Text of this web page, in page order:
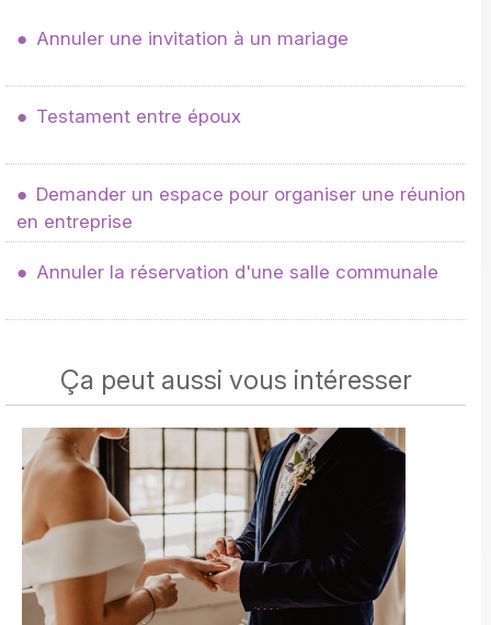
Annuler une invitation à un mariage
Testament entre époux
Demander un espace pour organiser une réunion
en entreprise
Annuler la réservation d'une salle communale
Ça peut aussi vous intéresser